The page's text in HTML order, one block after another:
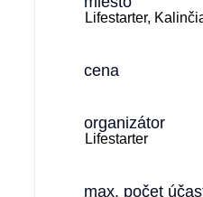
Lifestarter,
cena
organizátor
Lifestarter
max. počet